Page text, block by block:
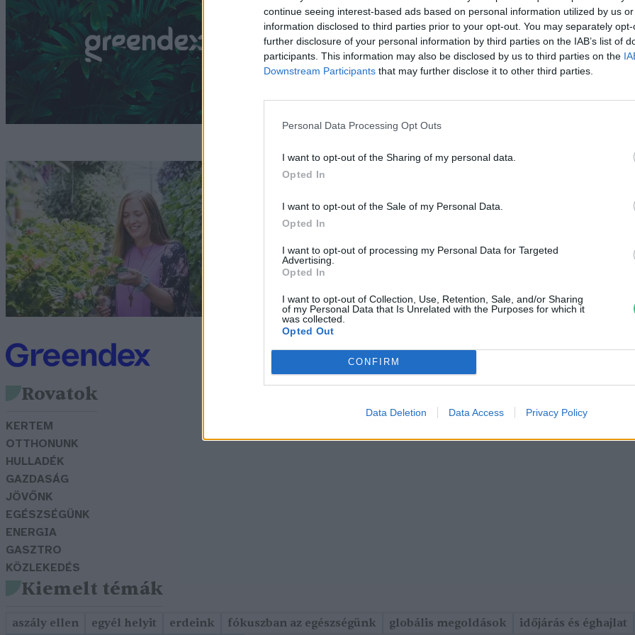
continue seeing interest-based ads based on personal information utilized by us
information disclosed to third parties prior to your opt-out. You may separately
further disclosure of your personal information by third parties on the IAB’s list of
participants. This information may also be disclosed by us to third parties on the
Downstream Participants that may further disclose it to other third parties.
Personal Data Processing Opt Outs
I want to opt-out of the Sharing of my personal data.
Opted In
I want to opt-out of the Sale of my Personal Data.
Opted In
I want to opt-out of processing my Personal Data for Targeted
Advertising.
Opted In
I want to opt-out of Collection, Use, Retention, Sale, and/or Sharing
of my Personal Data that Is Unrelated with the Purposes for which it
was collected.
Opted Out
CONFIRM
Data Deletion Data Access Privacy Policy
lesz, hogy mit fogunk dolgozni
Greendex szemle
Főállásban: környezetvédelem
Rovatok
KERTEM
OTTHONUNK
HULLADÉK
GAZDASÁG
JÖVŐNK
EGÉSZSÉGÜNK
ENERGIA
GASZTRO
KÖZLEKEDÉS
Kiemelt témák
aszály ellen egyél helyit erdeink fókuszban az egészségünk globális megoldások időjárás és éghajlat